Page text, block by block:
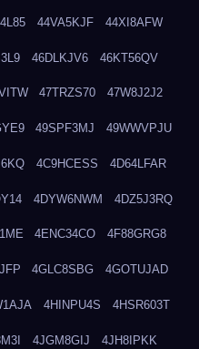
44VA5KJF 44XI8AFW
46DLKJV6 46KT56QV
47TRZS70 47W8J2J2
49SPF3MJ 49WWVPJU
4C9HCESS 4D64LFAR
4DYW6NWM 4DZ5J3RQ
4ENC34CO 4F88GRG8
4GLC8SBG 4GOTUJAD
4HINPU4S 4HSR603T
4JGM8GIJ 4JH8IPKK